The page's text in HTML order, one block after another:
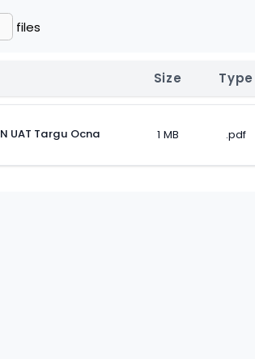
files
Size Type
UAT Targu Ocna 1 MB .pdf